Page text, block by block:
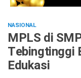
NASIONAL
MPLS di
Tebingtinggi
Edukasi